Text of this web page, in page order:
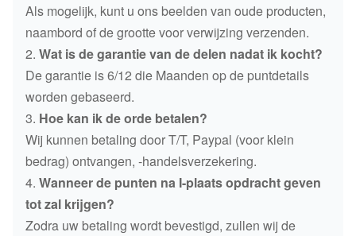
Als mogelijk, kunt u ons beelden van oude producten,
naambord of de grootte voor verwijzing verzenden.
2. Wat is de garantie van de delen nadat ik kocht?
De garantie is 6/12 die Maanden op de puntdetails
worden gebaseerd.
3. Hoe kan ik de orde betalen?
Wij kunnen betaling door T/T, Paypal (voor klein
bedrag) ontvangen, -handelsverzekering.
4. Wanneer de punten na I-plaats opdracht geven
tot zal krijgen?
Zodra uw betaling wordt bevestigd, zullen wij de